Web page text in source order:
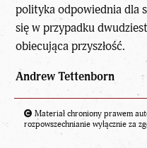
polityka odpowiednia dla
się w przypadku
obiecująca przyszłość.
Andrew Tettenborn
Materiał chroniony prawem
rozpowszechnianie wyłącznie za